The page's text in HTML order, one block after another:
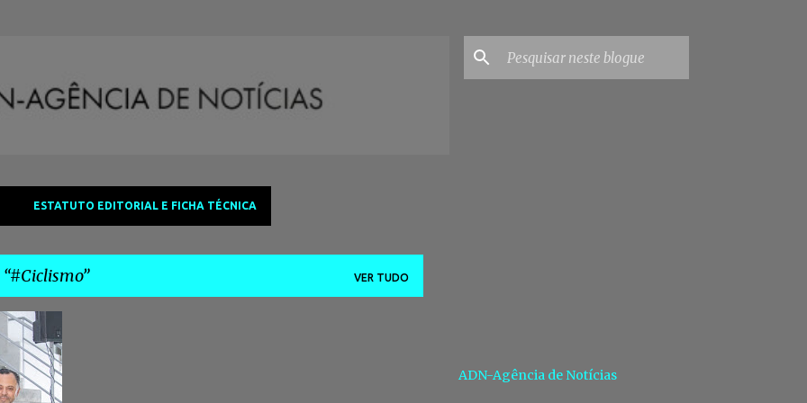
ESTATUTO EDITORIAL E FICHA TÉCNICA
#Ciclismo VER TUDO
+ ADN-Agência de Notícias